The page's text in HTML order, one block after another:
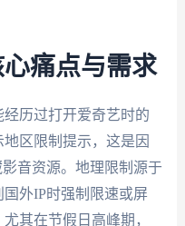
痛点与需求
历过打开爱奇艺时的
区限制提示，这是因
音资源。地理限制源于
外IP时强制限速或屏
其在节假日高峰期，